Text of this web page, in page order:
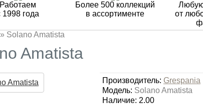
Работаем
1998 года
Более 500 коллекций
в ассортименте
от
» Solano Amatista
Amatista
Производитель: Grespania
Модель: Solano Amatista
Наличие: 2.00